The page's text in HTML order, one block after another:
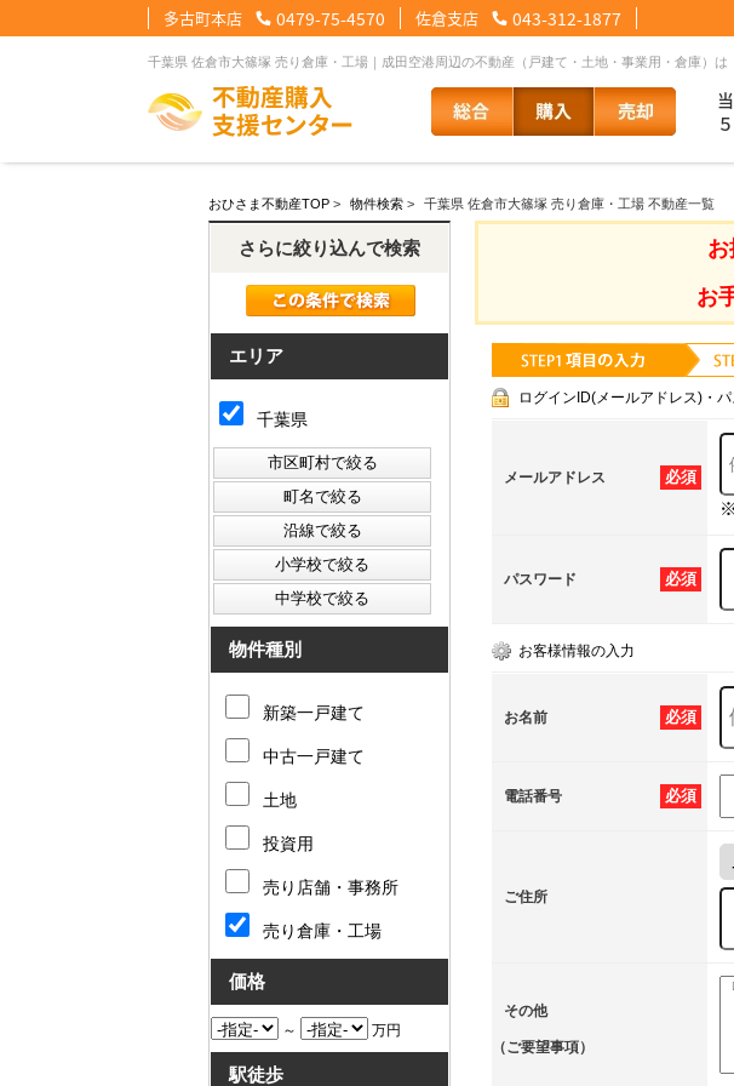
千葉県 佐倉市大篠塚 売り倉庫・工場｜成田空港周辺の不動産（戸建て・土地・事業用・倉庫）は
多古町本店 0479-75-4570 佐倉支店 043-312-1877
【住宅ローンメニュー】
住宅ローンに強い理由
【会社情報メニュー】
会社概要 スタッフ紹介 お
その他の事業紹介 健康経営優良法人2025 採用情報
【お問合せメニュー】
メール問合せ LINE問合せ 査定
おひさま不動産TOP > 物件検索 > 千葉県 佐倉市大篠塚 売り倉庫・工場 不動産一覧
お
お
ログインID(メールアドレス)・
必須
メールアドレス
必須
パスワード
お客様情報の入力
必須
お名前
必須
電話番号
ご住所
その他
（ご要望事項）
さらに絞り込んで検索
エリア
千葉県
物件種別
新築一戸建て
中古一戸建て
土地
投資用
売り店舗・事務所
売り倉庫・工場
価格
～ 万円
駅徒歩